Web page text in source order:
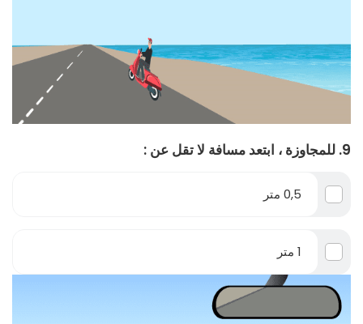
9. للمجاوزة ، ابتعد مسافة لا تقل عن :
0,5 متر
1 متر